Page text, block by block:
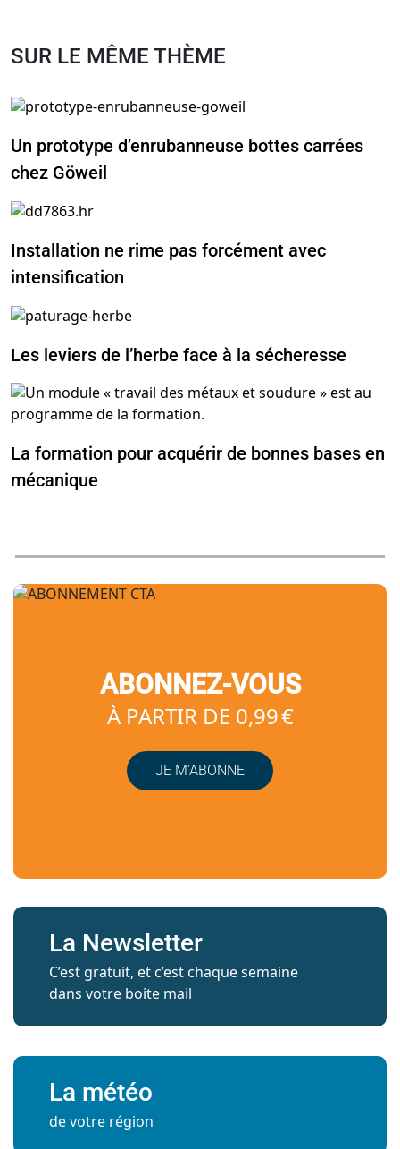
SUR LE MÊME THÈME
Un prototype d’enrubanneuse bottes carrées
chez Göweil
Installation ne rime pas forcément avec
intensification
Les leviers de l’herbe face à la sécheresse
La formation pour acquérir de bonnes bases en
mécanique
ABONNEZ-VOUS
À PARTIR DE 0,99 €
JE M’ABONNE
La Newsletter
C’est gratuit, et c’est chaque semaine
dans votre boite mail
La météo
de votre région